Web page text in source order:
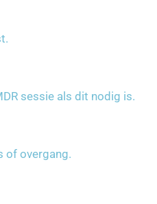
sessie als dit nodig is.
of overgang.